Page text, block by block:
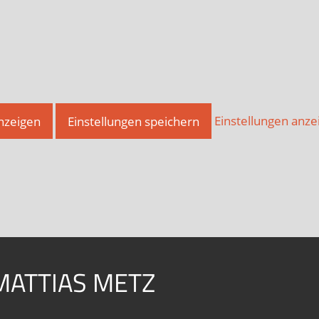
Einstellungen speichern Einstellungen
METZ